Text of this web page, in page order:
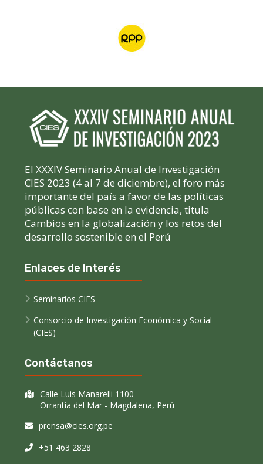
El XXXIV Seminario Anual de Investigación
CIES 2023 (4 al 7 de diciembre), el foro más
importante del país a favor de las políticas
públicas con base en la evidencia, titula
Cambios en la globalización y los retos del
desarrollo sostenible en el Perú
Enlaces de Interés
Seminarios CIES
Consorcio de Investigación Económica y Social
(CIES)
Contáctanos
Calle Luis Manarelli 1100
Orrantia del Mar - Magdalena, Perú
prensa@cies.org.pe
+51 463 2828